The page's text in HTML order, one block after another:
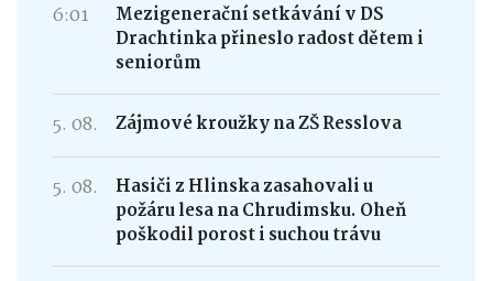
6:01
Mezigenerační setkávání v DS
Drachtinka přineslo radost dětem i
seniorům
5. 08. Zájmové kroužky na ZŠ Resslova
5. 08.
Hasiči z Hlinska zasahovali u
požáru lesa na Chrudimsku. Oheň
poškodil porost i suchou trávu